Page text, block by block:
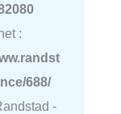
:
688/
-